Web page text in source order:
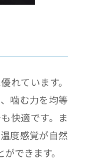
れています。
噛む力を均等
快適です。ま
度感覚が自然
できます。